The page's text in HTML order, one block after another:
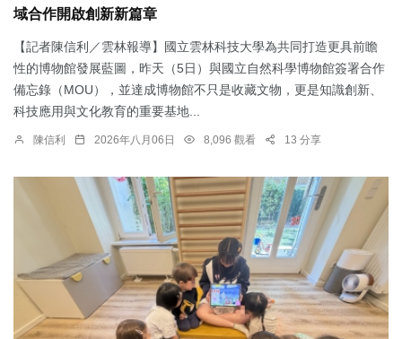
域合作開啟創新新篇章
【記者陳信利／雲林報導】國立雲林科技大學為共同打造更具前瞻
性的博物館發展藍圖，昨天（5日）與國立自然科學博物館簽署合作
備忘錄（MOU），並達成博物館不只是收藏文物，更是知識創新、
科技應用與文化教育的重要基地...
陳信利 2026年八月06日 8,096 觀看 13 分享